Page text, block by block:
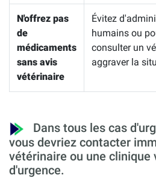
N'offrez pas
de
médicaments
sans avis
vétérinaire
Évitez
humains ou
consulter un
aggraver la
Dans tous les cas
vous devriez contacter
vétérinaire ou une clinique
d'urgence.